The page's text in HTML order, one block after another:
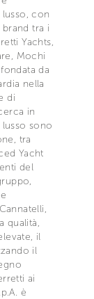
con
tra i
Yachts,
Mochi
da
nella
di
in
sono
tra
Yacht
del
qualità,
il
il
ai
è